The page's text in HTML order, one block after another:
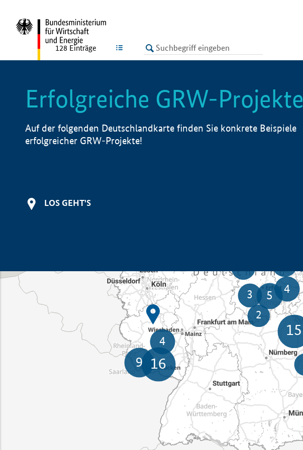
LISTE
128 Einträge
Erfolgreiche GRW-Projekte
Auf der folgenden Deutschlandkarte finden Sie konkrete Beispiele
erfolgreicher GRW-Projekte!
LOS GEHT'S